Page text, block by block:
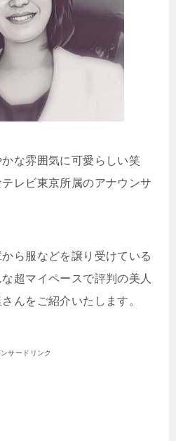
な雰囲気に可愛らしい笑
レビ東京所属のアナウンサ
ら服などを譲り受けている
超マイペースで評判の美人
んをご紹介いたします。
サードリンク